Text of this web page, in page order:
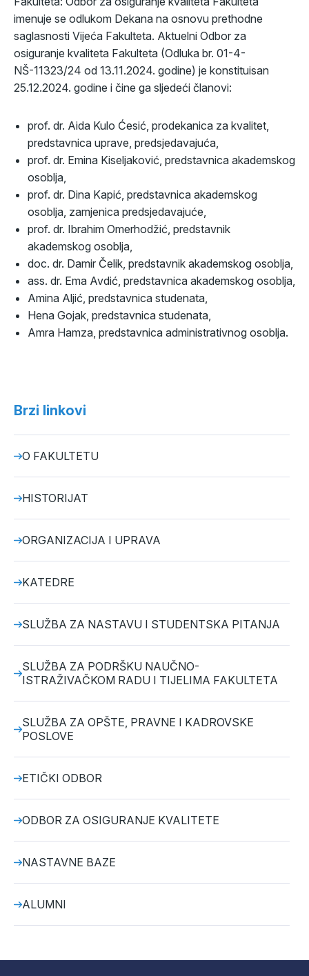
imenuje se odlukom Dekana na osnovu prethodne
saglasnosti Vijeća Fakulteta. Aktuelni Odbor za
osiguranje kvaliteta Fakulteta (Odluka br. 01-4-
NŠ-11323/24 od 13.11.2024. godine) je konstituisan
25.12.2024. godine i čine ga sljedeći članovi:
prof. dr. Aida Kulo Ćesić, prodekanica za kvalitet,
predstavnica uprave, predsjedavajuća,
prof. dr. Emina Kiseljaković, predstavnica akademskog
osoblja,
prof. dr. Dina Kapić, predstavnica akademskog
osoblja, zamjenica predsjedavajuće,
prof. dr. Ibrahim Omerhodžić, predstavnik
akademskog osoblja,
doc. dr. Damir Čelik, predstavnik akademskog osoblja,
ass. dr. Ema Avdić, predstavnica akademskog osoblja,
Amina Aljić, predstavnica studenata,
Hena Gojak, predstavnica studenata,
Amra Hamza, predstavnica administrativnog osoblja.
Brzi linkovi
O FAKULTETU
HISTORIJAT
ORGANIZACIJA I UPRAVA
KATEDRE
SLUŽBA ZA NASTAVU I STUDENTSKA PITANJA
SLUŽBA ZA PODRŠKU NAUČNO-
ISTRAŽIVAČKOM RADU I TIJELIMA FAKULTETA
SLUŽBA ZA OPŠTE, PRAVNE I KADROVSKE
POSLOVE
ETIČKI ODBOR
ODBOR ZA OSIGURANJE KVALITETE
NASTAVNE BAZE
ALUMNI